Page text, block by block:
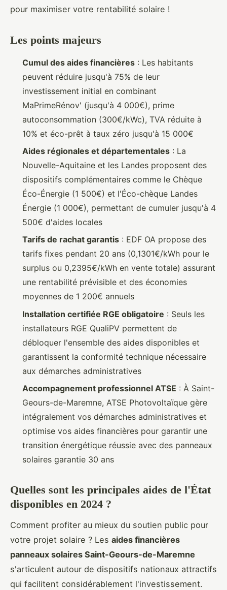
pour maximiser votre rentabilité solaire !
Les points majeurs
Cumul des aides financières : Les habitants
peuvent réduire jusqu'à 75% de leur
investissement initial en combinant
MaPrimeRénov' (jusqu'à 4 000€), prime
autoconsommation (300€/kWc), TVA réduite à
10% et éco-prêt à taux zéro jusqu'à 15 000€
Aides régionales et départementales : La
Nouvelle-Aquitaine et les Landes proposent des
dispositifs complémentaires comme le Chèque
Éco-Énergie (1 500€) et l'Éco-chèque Landes
Énergie (1 000€), permettant de cumuler jusqu'à 4
500€ d'aides locales
Tarifs de rachat garantis : EDF OA propose des
tarifs fixes pendant 20 ans (0,1301€/kWh pour le
surplus ou 0,2395€/kWh en vente totale) assurant
une rentabilité prévisible et des économies
moyennes de 1 200€ annuels
Installation certifiée RGE obligatoire : Seuls les
installateurs RGE QualiPV permettent de
débloquer l'ensemble des aides disponibles et
garantissent la conformité technique nécessaire
aux démarches administratives
Accompagnement professionnel ATSE : À Saint-
Geours-de-Maremne, ATSE Photovoltaïque gère
intégralement vos démarches administratives et
optimise vos aides financières pour garantir une
transition énergétique réussie avec des panneaux
solaires garantie 30 ans
Quelles sont les principales aides de l'État
disponibles en 2024 ?
Comment profiter au mieux du soutien public pour
votre projet solaire ? Les aides financières
panneaux solaires Saint-Geours-de-Maremne
s'articulent autour de dispositifs nationaux attractifs
qui facilitent considérablement l'investissement.